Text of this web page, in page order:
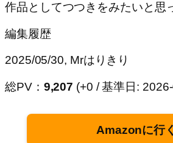
作品としてつつきをみたいと思
編集履歴
2025/05/30, Mrはりきり
総PV： 9,207 (+0 / 基準日:
Amazonに行く